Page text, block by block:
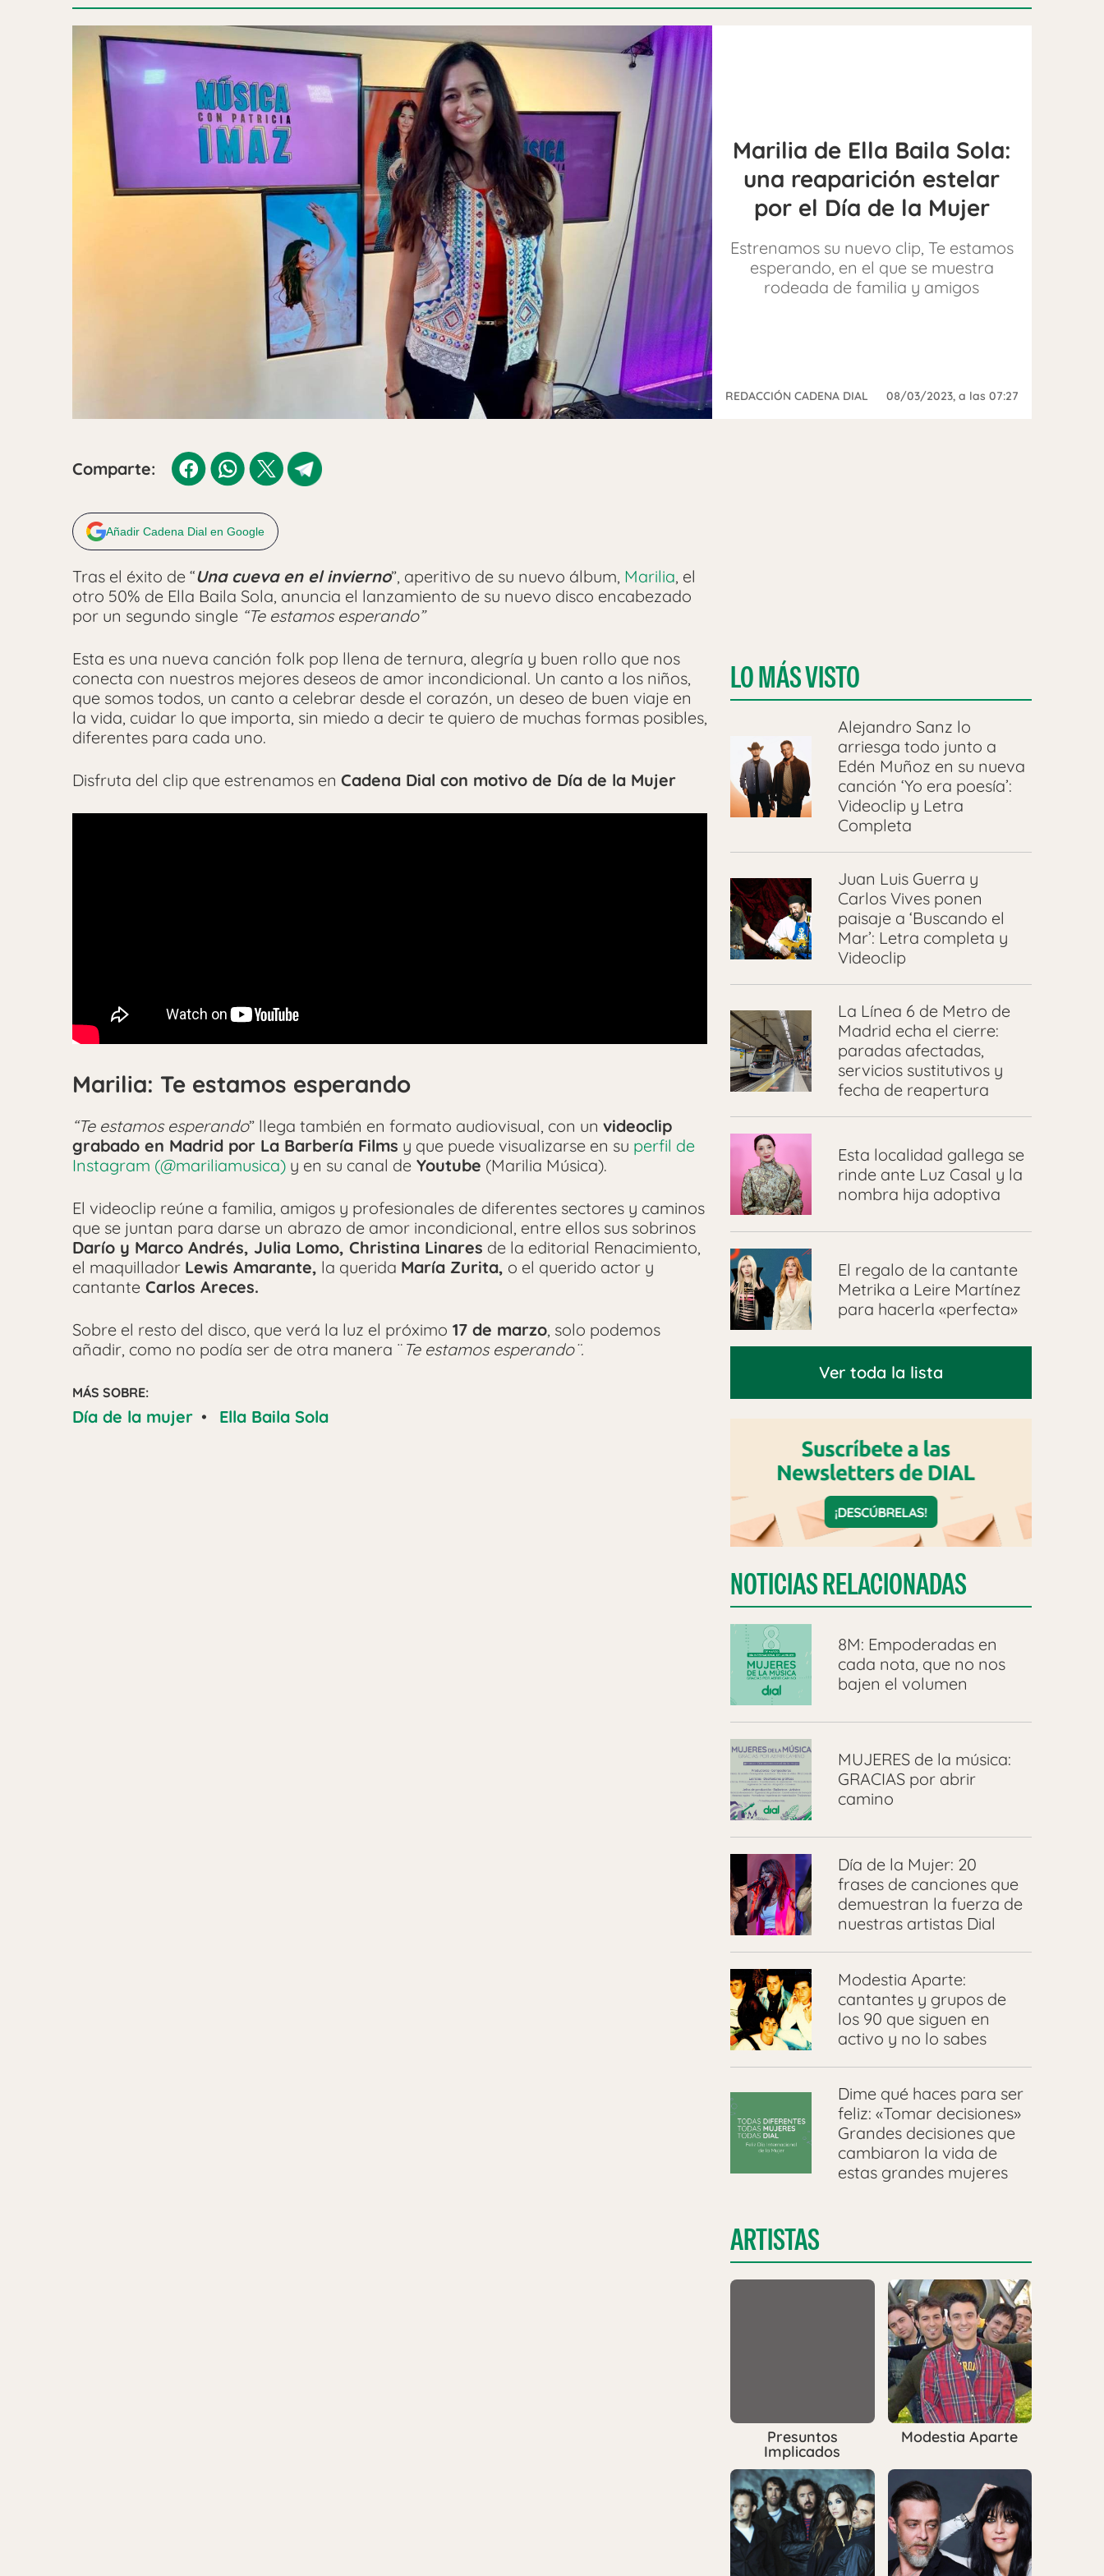
Marilia de Ella Baila Sola:
una reaparición estelar
por el Día de la Mujer
Estrenamos su nuevo clip, Te estamos
esperando, en el que se muestra
rodeada de familia y amigos
REDACCIÓN CADENA DIAL 08/03/2023, a las 07:27
Comparte:
Añadir Cadena Dial en Google
Tras el éxito de “Una cueva en el invierno”, aperitivo de su nuevo álbum, Marilia, el
otro 50% de Ella Baila Sola, anuncia el lanzamiento de su nuevo disco encabezado
por un segundo single “Te estamos esperando”
Esta es una nueva canción folk pop llena de ternura, alegría y buen rollo que nos
conecta con nuestros mejores deseos de amor incondicional. Un canto a los niños,
que somos todos, un canto a celebrar desde el corazón, un deseo de buen viaje en
la vida, cuidar lo que importa, sin miedo a decir te quiero de muchas formas posibles,
diferentes para cada uno.
Disfruta del clip que estrenamos en Cadena Dial con motivo de Día de la Mujer
Marilia: Te estamos esperando
“Te estamos esperando” llega también en formato audiovisual, con un videoclip
grabado en Madrid por La Barbería Films y que puede visualizarse en su perfil de
Instagram (@mariliamusica) y en su canal de Youtube (Marilia Música).
El videoclip reúne a familia, amigos y profesionales de diferentes sectores y caminos
que se juntan para darse un abrazo de amor incondicional, entre ellos sus sobrinos
Darío y Marco Andrés, Julia Lomo, Christina Linares de la editorial Renacimiento,
el maquillador Lewis Amarante, la querida María Zurita, o el querido actor y
cantante Carlos Areces.
Sobre el resto del disco, que verá la luz el próximo 17 de marzo, solo podemos
añadir, como no podía ser de otra manera ¨ Te estamos esperando¨.
MÁS SOBRE:
Día de la mujer • Ella Baila Sola
LO MÁS VISTO
Alejandro Sanz lo
arriesga todo junto a
Edén Muñoz en su nueva
canción ‘Yo era poesía’:
Videoclip y Letra
Completa
Juan Luis Guerra y
Carlos Vives ponen
paisaje a ‘Buscando el
Mar’: Letra completa y
Videoclip
La Línea 6 de Metro de
Madrid echa el cierre:
paradas afectadas,
servicios sustitutivos y
fecha de reapertura
Esta localidad gallega se
rinde ante Luz Casal y la
nombra hija adoptiva
El regalo de la cantante
Metrika a Leire Martínez
para hacerla «perfecta»
Ver toda la lista
NOTICIAS RELACIONADAS
8M: Empoderadas en
cada nota, que no nos
bajen el volumen
MUJERES de la música:
GRACIAS por abrir
camino
Día de la Mujer: 20
frases de canciones que
demuestran la fuerza de
nuestras artistas Dial
Modestia Aparte:
cantantes y grupos de
los 90 que siguen en
activo y no lo sabes
Dime qué haces para ser
feliz: «Tomar decisiones»
Grandes decisiones que
cambiaron la vida de
estas grandes mujeres
ARTISTAS
Presuntos
Implicados
Modestia Aparte